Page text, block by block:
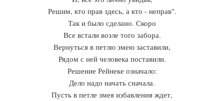
Решим, кто прав здесь, а кто - неправ".
Так и было сделано. Скоро
Все встали возле того забора.
Вернуться в петлю змею заставили,
Рядом с ней человека поставили.
Решение Рейнеке означало:
Дело надо начать сначала.
Пусть в петле змея избавления ждет,